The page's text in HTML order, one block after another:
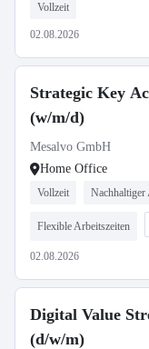
Vollzeit
02.08.2026
Strategic Key
(w/m/d)
Mesalvo GmbH
Home Office
Vollzeit Nachhaltiger
Flexible Arbeitszeiten
02.08.2026
Digital Value
(d/w/m)